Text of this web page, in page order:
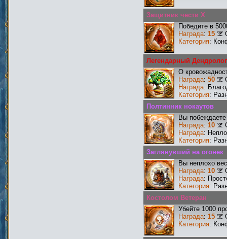
Защитник чести X
Победите в
Награда: 15
Категория:
Легендарный Дендролог
О
Награда: 50
Награда:
Категория:
Полтинник нокаутов
Вы
Награда: 10
Награда:
Категория:
Заглянувший на огонек
Вы неплохо
Награда: 10
Награда:
Категория:
Костолом Ветеран
Убейте 1000
Награда: 15
Категория: